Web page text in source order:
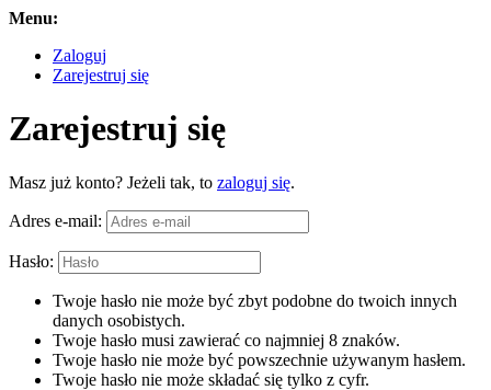
Menu:
Zaloguj
Zarejestruj się
Zarejestruj się
Masz już konto? Jeżeli tak, to zaloguj się.
Adres e-mail:
Hasło:
Twoje hasło nie może być zbyt podobne do twoich innych
danych osobistych.
Twoje hasło musi zawierać co najmniej 8 znaków.
Twoje hasło nie może być powszechnie używanym hasłem.
Twoje hasło nie może składać się tylko z cyfr.